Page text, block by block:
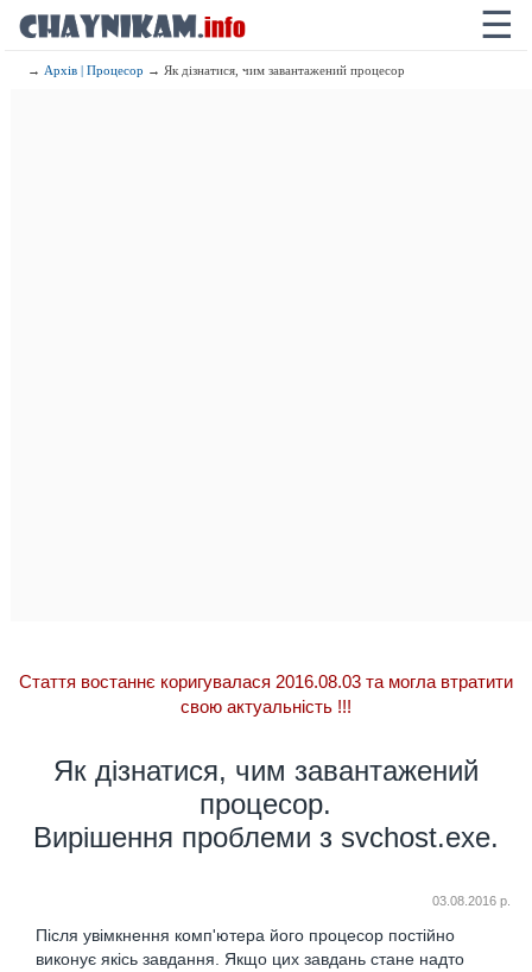
☰
→ Архів | Процесор → Як дізнатися, чим завантажений процесор
Стаття востаннє коригувалася 2016.08.03 та могла втратити
свою актуальність!!!
Як дізнатися, чим завантажений
процесор.
Вирішення проблеми з svchost.exe.
03.08.2016 р.
Після увімкнення комп'ютера його процесор постійно
виконує якісь завдання. Якщо цих завдань стане надто